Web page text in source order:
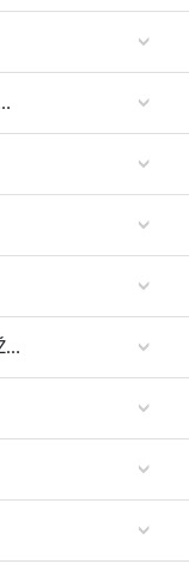
- WESTFIELD CHODOV
LUŽINY